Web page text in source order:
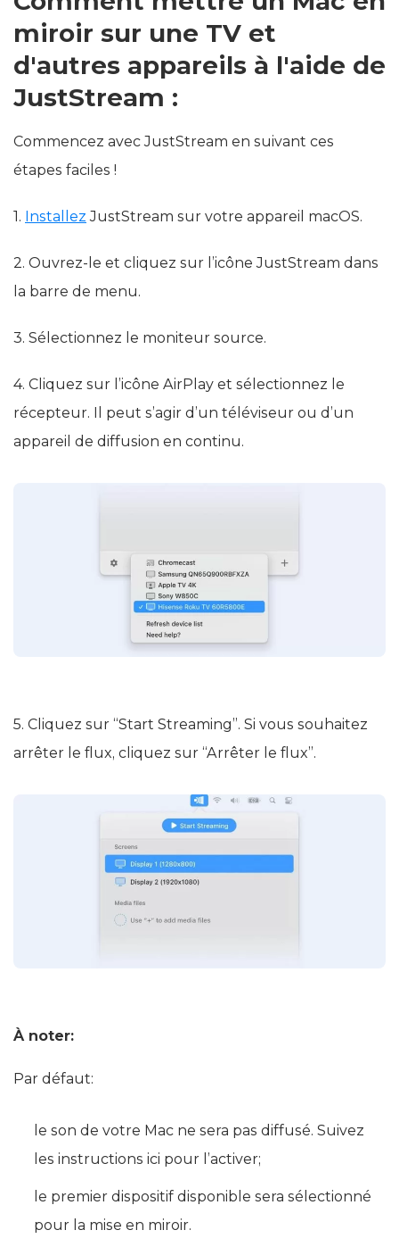
miroir sur une TV et
d'autres appareils à l'aide de
JustStream :
Commencez avec JustStream en suivant ces
étapes faciles !
1. Installez JustStream sur votre appareil macOS.
2. Ouvrez-le et cliquez sur l’icône JustStream dans
la barre de menu.
3. Sélectionnez le moniteur source.
4. Cliquez sur l’icône AirPlay et sélectionnez le
récepteur. Il peut s’agir d’un téléviseur ou d’un
appareil de diffusion en continu.
5. Cliquez sur “Start Streaming”. Si vous souhaitez
arrêter le flux, cliquez sur “Arrêter le flux”.
À noter:
Par défaut:
le son de votre Mac ne sera pas diffusé. Suivez
les instructions ici pour l’activer;
le premier dispositif disponible sera sélectionné
pour la mise en miroir.